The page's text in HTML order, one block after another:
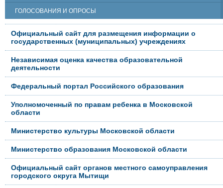
ГОЛОСОВАНИЯ И ОПРОСЫ
Официальный сайт для размещения информации о
государственных (муниципальных) учреждениях
Независимая оценка качества образовательной
деятельности
Федеральный портал Российского образования
Уполномоченный по правам ребенка в Московской
области
Министерство культуры Московской области
Министерство образования Московской области
Официальный сайт органов местного самоуправления
городского округа Мытищи